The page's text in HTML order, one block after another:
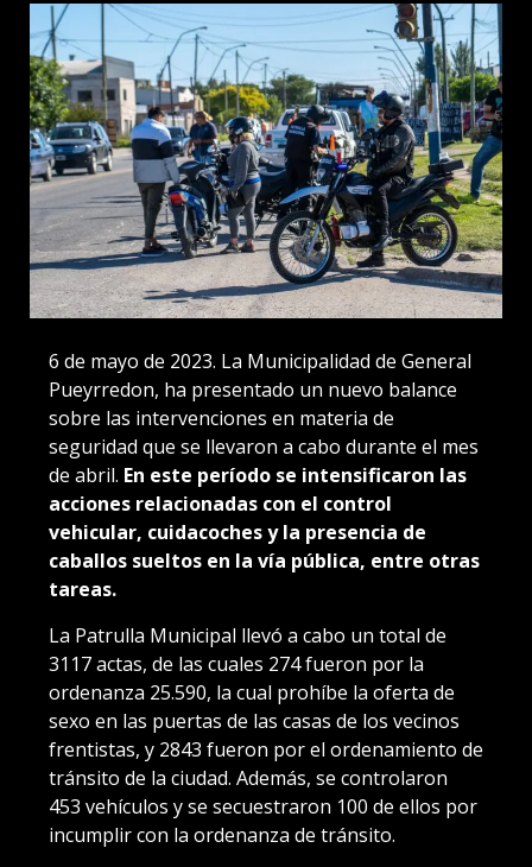
6 de mayo de 2023. La Municipalidad de General
Pueyrredon, ha presentado un nuevo balance
sobre las intervenciones en materia de
seguridad que se llevaron a cabo durante el mes
de abril. En este período se intensificaron las
acciones relacionadas con el control
vehicular, cuidacoches y la presencia de
caballos sueltos en la vía pública, entre otras
tareas.
La Patrulla Municipal llevó a cabo un total de
3117 actas, de las cuales 274 fueron por la
ordenanza 25.590, la cual prohíbe la oferta de
sexo en las puertas de las casas de los vecinos
frentistas, y 2843 fueron por el ordenamiento de
tránsito de la ciudad. Además, se controlaron
453 vehículos y se secuestraron 100 de ellos por
incumplir con la ordenanza de tránsito.